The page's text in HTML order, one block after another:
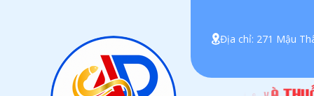
Địa chỉ: 271 Mậu